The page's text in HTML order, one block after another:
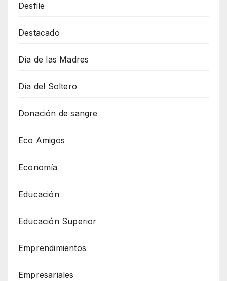
Desfile
Destacado
Día de las Madres
Día del Soltero
Donación de sangre
Eco Amigos
Economía
Educación
Educación Superior
Emprendimientos
Empresariales